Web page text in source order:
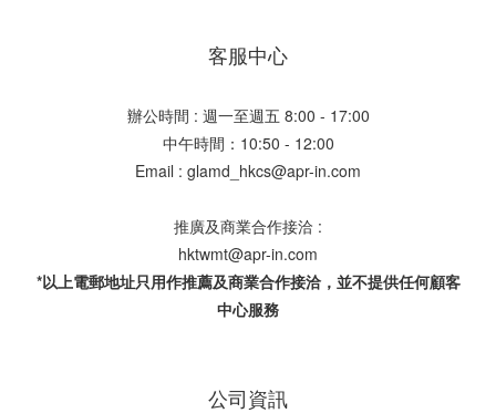
客服中心
辦公時間 : 週一至週五 8:00 - 17:00
中午時間：10:50 - 12:00
Email : glamd_hkcs@apr-in.com
推廣及商業合作接洽 :
hktwmt@apr-in.com
*以上電郵地址只用作推薦及商業合作接洽，並不提供任何顧客
中心服務
公司資訊